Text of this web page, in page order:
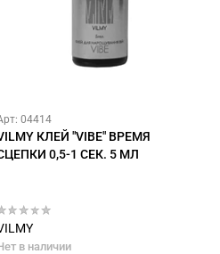
04414
КЛЕЙ "VIBE" ВРЕМЯ
0,5-1 СЕК. 5 МЛ
в наличии